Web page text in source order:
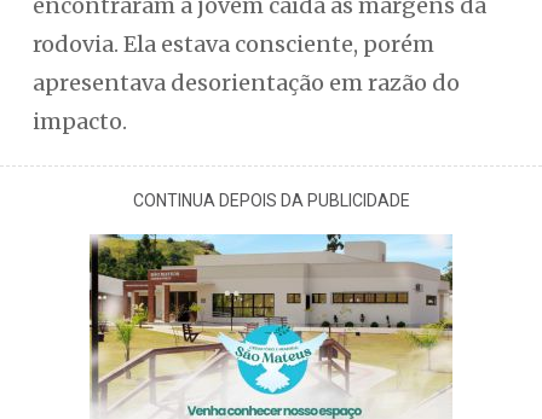
rodovia. Ela estava consciente, porém
apresentava desorientação em razão do
impacto.
CONTINUA DEPOIS DA PUBLICIDADE